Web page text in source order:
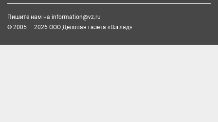
Пишите нам на information@vz.ru
© 2005 — 2026 ООО Деловая газета «Взгляд»